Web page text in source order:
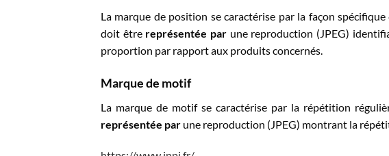
La marque de position se caractérise par la façon
doit être représentée par une reproduction (JPEG)
proportion par rapport aux produits concernés.
Marque de motif
La marque de motif se caractérise par la répétition
représentée par une reproduction (JPEG) montrant la